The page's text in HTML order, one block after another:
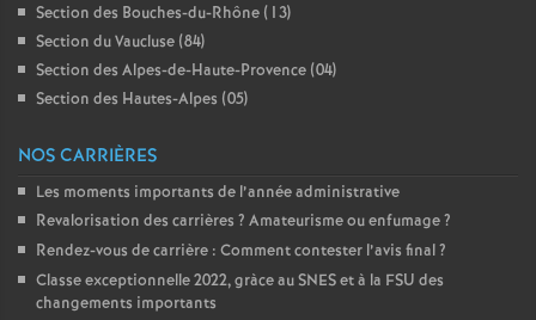
Section des Bouches-du-Rhône (13)
Section du Vaucluse (84)
Section des Alpes-de-Haute-Provence (04)
Section des Hautes-Alpes (05)
NOS CARRIÈRES
Les moments importants de l’année administrative
Revalorisation des carrières ? Amateurisme ou enfumage?
Rendez-vous de carrière : Comment contester l’avis final?
Classe exceptionnelle 2022, gràce au SNES et à la FSU des
changements importants